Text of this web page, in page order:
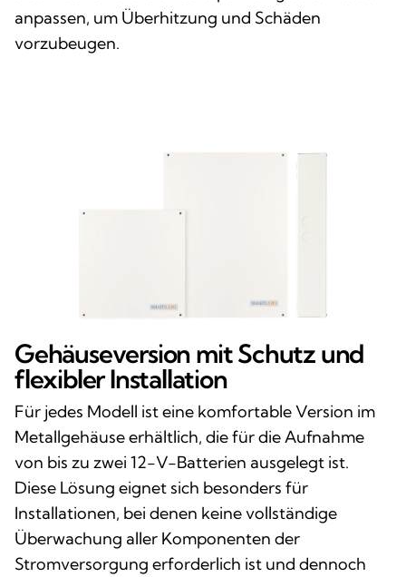
anpassen, um Überhitzung und Schäden
vorzubeugen.
Gehäuseversion mit Schutz und
flexibler Installation
Für jedes Modell ist eine komfortable Version im
Metallgehäuse erhältlich, die für die Aufnahme
von bis zu zwei 12-V-Batterien ausgelegt ist.
Diese Lösung eignet sich besonders für
Installationen, bei denen keine vollständige
Überwachung aller Komponenten der
Stromversorgung erforderlich ist und dennoch